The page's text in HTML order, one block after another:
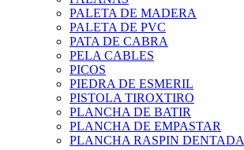
PALETA DE MADERA
PALETA DE PVC
PATA DE CABRA
PELA CABLES
PICOS
PIEDRA DE ESMERIL
PISTOLA TIROXTIRO
PLANCHA DE BATIR
PLANCHA DE EMPASTAR
PLANCHA RASPIN DENTADA